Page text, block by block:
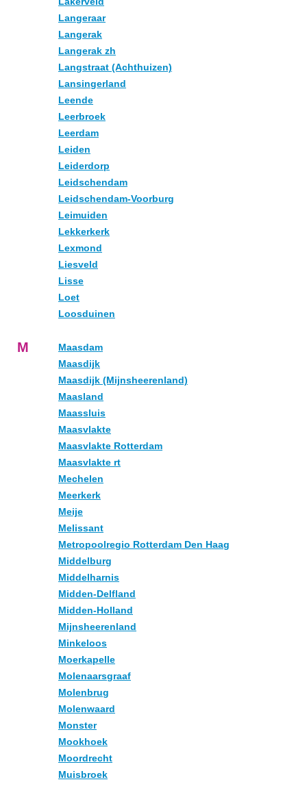
Langeraar
Langerak
Langerak zh
Langstraat (Achthuizen)
Lansingerland
Leende
Leerbroek
Leerdam
Leiden
Leiderdorp
Leidschendam
Leidschendam-Voorburg
Leimuiden
Lekkerkerk
Lexmond
Liesveld
Lisse
Loet
Loosduinen
M
Maasdam
Maasdijk
Maasdijk (Mijnsheerenland)
Maasland
Maassluis
Maasvlakte
Maasvlakte Rotterdam
Maasvlakte rt
Mechelen
Meerkerk
Meije
Melissant
Metropoolregio Rotterdam Den Haag
Middelburg
Middelharnis
Midden-Delfland
Midden-Holland
Mijnsheerenland
Minkeloos
Moerkapelle
Molenaarsgraaf
Molenbrug
Molenwaard
Monster
Mookhoek
Moordrecht
Muisbroek